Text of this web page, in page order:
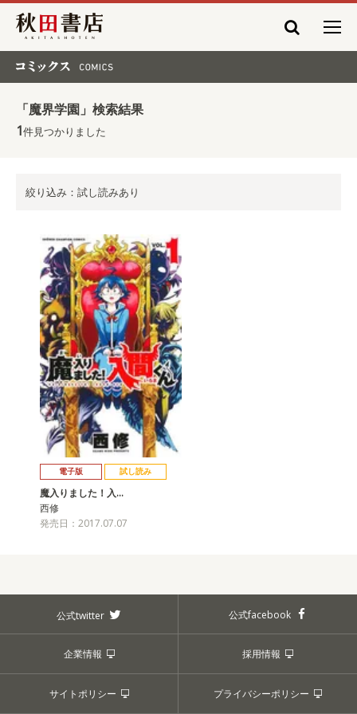
秋田書店
「魔界学園」検索結果
1件見つかりました
絞り込み：試し読みあり
電子版 試し読み
魔入りました！入…
西修
発売日：2017.07.07
公式twitter 公式facebook
企業情報 採用情報
サイトポリシー プライバシーポリシー